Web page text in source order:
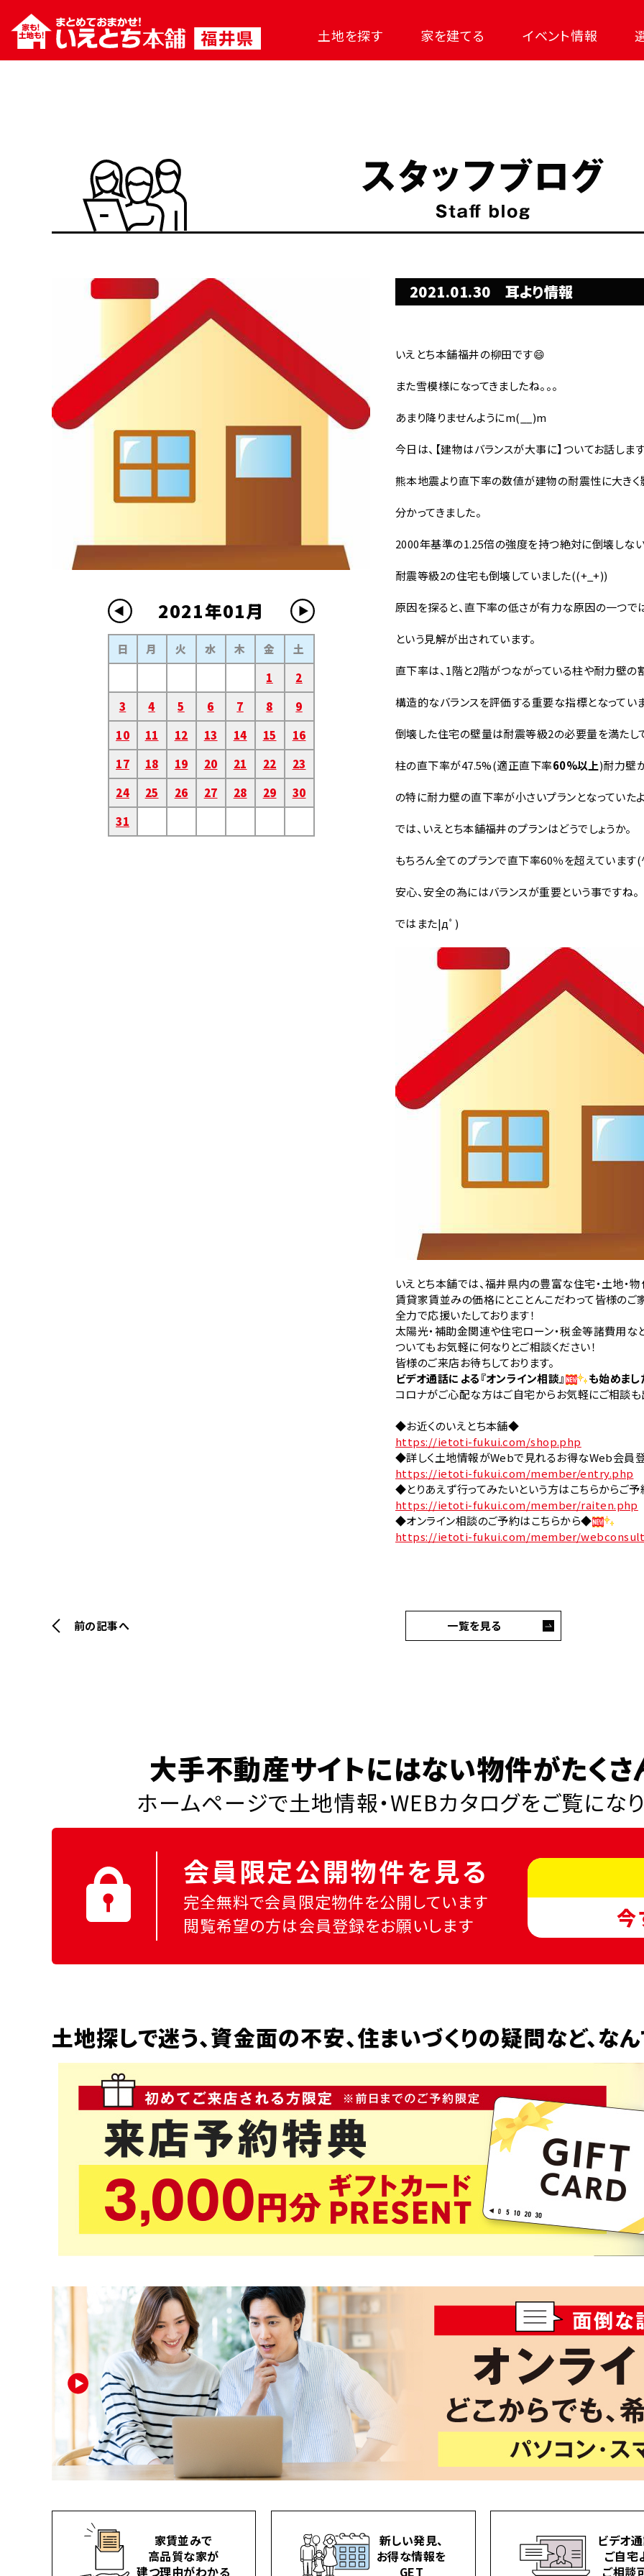
土地を探す 家を建てる イベント情報
2021年01月
日 月 火 水 木 金
土
1
2
3
4 5 6 7 8
9
10
11 12 13 14 15
16
17
18 19 20 21 22
23
24
25 26 27 28 29
30
31
2021.01.30 耳より情報
いえとち本舗福井の柳田です😄
また雪模様になってきましたね。。。
あまり降りませんようにm(__)m
今日は、【建物はバランスが大事に】ついてお話します
熊本地震より直下率の数値が建物の耐震性に大きく
分かってきました。
2000年基準の1.25倍の強度を持つ絶対に倒壊しな
耐震等級2の住宅も倒壊していました((+_+))
原因を探ると、直下率の低さが有力な原因の一つで
という見解が出されています。
直下率は、1階と2階がつながっている柱や耐力壁の
構造的なバランスを評価する重要な指標となってい
倒壊した住宅の壁量は耐震等級2の必要量を満たし
柱の直下率が47.5%(適正直下率60%以上)耐力壁
の特に耐力壁の直下率が小さいプランとなっていたよ
では、いえとち本舗福井のプランはどうでしょうか。
もちろん全てのプランで直下率60％を超えていま
安心、安全の為にはバランスが重要という事ですね。
ではまた|дﾟ)
いえとち本舗では、福井県内の豊富な住宅・土地・
賃貸家賃並みの価格にとことんこだわって皆様のご
全力で応援いたしております！
太陽光・補助金関連や住宅ローン・税金等諸費用な
ついてもお気軽に何なりとご相談ください！
皆様のご来店お待ちしております。
ビデオ通話による『オンライン相談』
も始めま
コロナがご心配な方はご自宅からお気軽にご相談も
◆お近くのいえとち本舗◆
https://ietoti-fukui.com/shop.php
◆詳しく土地情報がWebで見れるお得なWeb会員
https://ietoti-fukui.com/member/entry.php
◆とりあえず行ってみたいという方はこちらからご
https://ietoti-fukui.com/member/raiten.php
◆オンライン相談のご予約はこちらから◆
https://ietoti-fukui.com/member/
前の記事へ 一覧を見る
大手不動産サイトにはない物件がたくさ
ホームページで土地情報・WEBカタログをご覧にな
会員限定公開物件を見る
完全無料で会員限定物件を公開しています
閲覧希望の方は会員登録をお願いします
今
土地探しで迷う、資金面の不安、住まいづくりの疑問など、な
家賃並みで
高品質な家が
建つ理由がわかる
新しい発見、
お得な情報を
GET
ビデオ
ご自宅
ご相談